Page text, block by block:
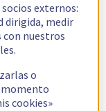
externos:
dirigida, medir
nuestros
o
momento
cookies»